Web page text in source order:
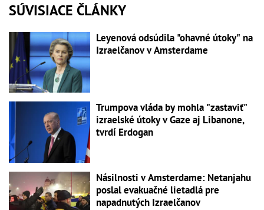
SÚVISIACE ČLÁNKY
Leyenová odsúdila "ohavné útoky" na
Izraelčanov v Amsterdame
Trumpova vláda by mohla "zastaviť"
izraelské útoky v Gaze aj Libanone,
tvrdí Erdogan
Násilnosti v Amsterdame: Netanjahu
poslal evakuačné lietadlá pre
napadnutých Izraelčanov